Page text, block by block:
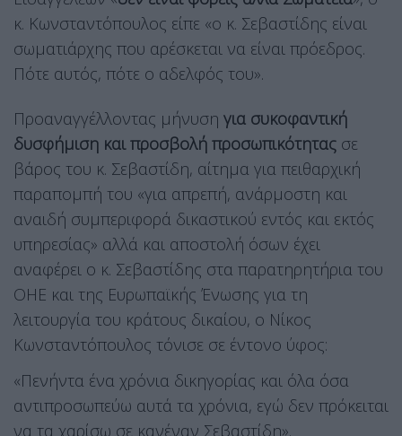
κ. Κωνσταντόπουλος είπε «ο κ. Σεβαστίδης είναι
σωματιάρχης που αρέσκεται να είναι πρόεδρος.
Πότε αυτός, πότε ο αδελφός του».
Προαναγγέλλοντας μήνυση για συκοφαντική
δυσφήμιση και προσβολή προσωπικότητας σε
βάρος του κ. Σεβαστίδη, αίτημα για πειθαρχική
παραπομπή του «για απρεπή, ανάρμοστη και
αναιδή συμπεριφορά δικαστικού εντός και εκτός
υπηρεσίας» αλλά και αποστολή όσων έχει
αναφέρει ο κ. Σεβαστίδης στα παρατηρητήρια του
ΟΗΕ και της Ευρωπαϊκής Ένωσης για τη
λειτουργία του κράτους δικαίου, ο Νίκος
Κωνσταντόπουλος τόνισε σε έντονο ύφος:
«Πενήντα ένα χρόνια δικηγορίας και όλα όσα
αντιπροσωπεύω αυτά τα χρόνια, εγώ δεν πρόκειται
να τα χαρίσω σε κανέναν Σεβαστίδη».